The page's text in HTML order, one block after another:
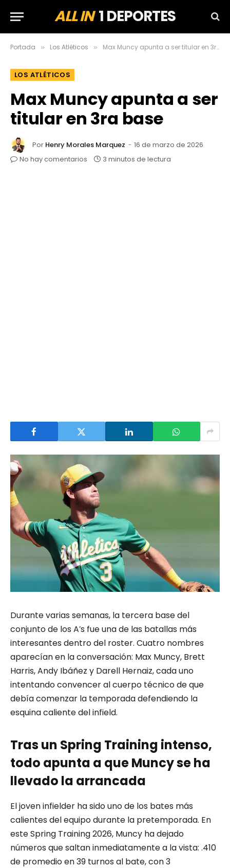
ALL IN1 DEPORTES
Portada » Los Atléticos » Max Muncy apunta a ser titular en 3ra base
LOS ATLÉTICOS
Max Muncy apunta a ser
titular en 3ra base
Por Henry Morales Marquez
16 de marzo de 2026
No hay comentarios
3 minutos de lectura
Durante varias semanas, la tercera base del
conjunto de los A’s fue una de las batallas más
interesantes dentro del roster. Cuatro nombres
aparecían en la conversación: Max Muncy, Brett
Harris, Andy Ibáñez y Darell Hernaiz, cada uno
intentando convencer al cuerpo técnico de que
debía comenzar la temporada defendiendo la
esquina caliente del infield.
Tras un Spring Training intenso,
todo apunta a que Muncy se ha
llevado la arrancada
El joven infielder ha sido uno de los bates más
calientes del equipo durante la pretemporada. En
este Spring Training 2026, Muncy ha dejado
números que saltan inmediatamente a la vista: .410
de promedio en 39 turnos al bate, con 3